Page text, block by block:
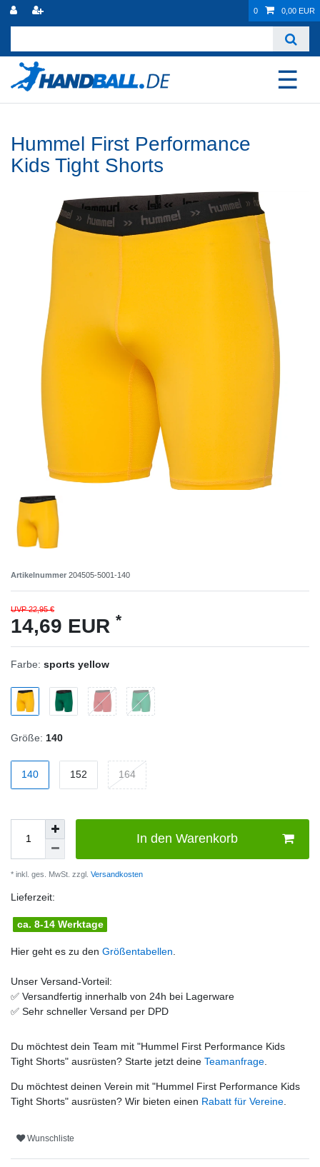
0 0,00 EUR
☰
Hummel First Performance
Kids Tight Shorts
Artikelnummer 204505-5001-140
UVP 22,95 €
14,69 EUR *
Farbe: sports yellow
Größe: 140
140 152 164
In den Warenkorb
* inkl. ges. MwSt. zzgl. Versandkosten
Lieferzeit:
ca. 8-14 Werktage
Hier geht es zu den Größentabellen
Unser Versand-Vorteil:
✅ Versandfertig innerhalb von 24h bei Lagerware
✅ Sehr schneller Versand per DPD
Du möchtest dein Team mit "Hummel First Performance Kids
Tight Shorts" ausrüsten? Starte jetzt deine Teamanfrage
Du möchtest deinen Verein mit "Hummel First Performance Kids
Tight Shorts" ausrüsten? Wir bieten einen Rabatt für Vereine
Wunschliste